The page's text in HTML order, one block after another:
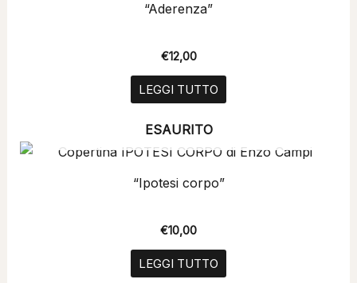
“Aderenza”
€12,00
LEGGI TUTTO
ESAURITO
“Ipotesi corpo”
€10,00
LEGGI TUTTO